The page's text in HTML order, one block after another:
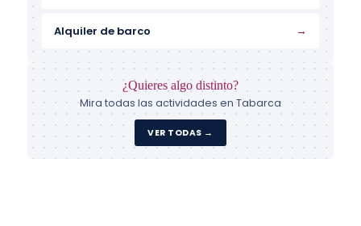
Alquiler de barco →
¿Quieres algo distinto?
Mira todas las actividades en Tabarca
VER TODAS →